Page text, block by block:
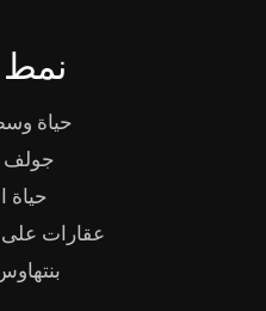
نمط
حياة
جولف
حياة
عقارات